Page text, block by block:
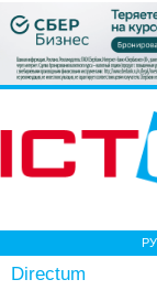
Directum